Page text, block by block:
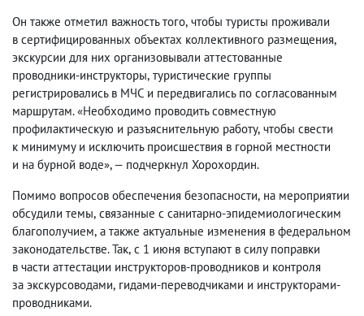
Он также отметил важность того, чтобы туристы проживали
в сертифицированных объектах коллективного размещения,
экскурсии для них организовывали аттестованные
проводники-инструкторы, туристические группы
регистрировались в МЧС и передвигались по согласованным
маршрутам. «Необходимо проводить совместную
профилактическую и разъяснительную работу, чтобы свести
к минимуму и исключить происшествия в горной местности
и на бурной воде», — подчеркнул Хорохордин.
Помимо вопросов обеспечения безопасности, на мероприятии
обсудили темы, связанные с санитарно-эпидемиологическим
благополучием, а также актуальные изменения в федеральном
законодательстве. Так, с 1 июня вступают в силу поправки
в части аттестации инструкторов-проводников и контроля
за экскурсоводами, гидами-переводчиками и инструкторами-
проводниками.